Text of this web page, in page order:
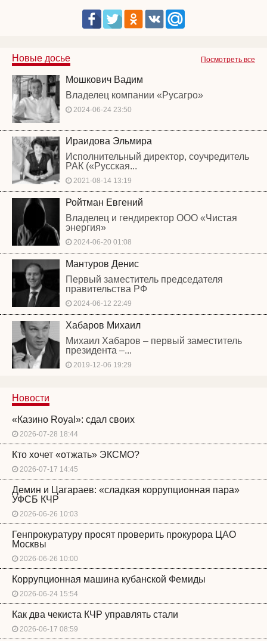
Посмотреть все
Новые досье
Мошкович Вадим
Владелец компании «Русагро»
2024-06-24 23:50
Ираидова Эльмира
Исполнительный директор, соучредитель
РАК («Русская...
2021-08-14 13:19
Ройтман Евгений
Владелец и гендиректор ООО «Чистая
энергия»
2024-06-20 01:08
Мантуров Денис
Первый заместитель председателя
правительства РФ
2024-06-12 22:49
Хабаров Михаил
Михаил Хабаров – первый заместитель
президента –...
2019-12-06 19:29
Новости
«Казино Royal»: сдал своих
2026-07-28 18:44
Кто хочет «отжать» ЭКСМО?
2026-07-17 14:45
Демин и Цагараев: «сладкая коррупционная пара»
УФСБ КЧР
2026-06-26 10:03
Генпрокуратуру просят проверить прокурора ЦАО
Москвы
2026-06-26 10:00
Коррупционная машина кубанской Фемиды
2026-06-24 15:54
Как два чекиста КЧР управлять стали
2026-06-17 08:59